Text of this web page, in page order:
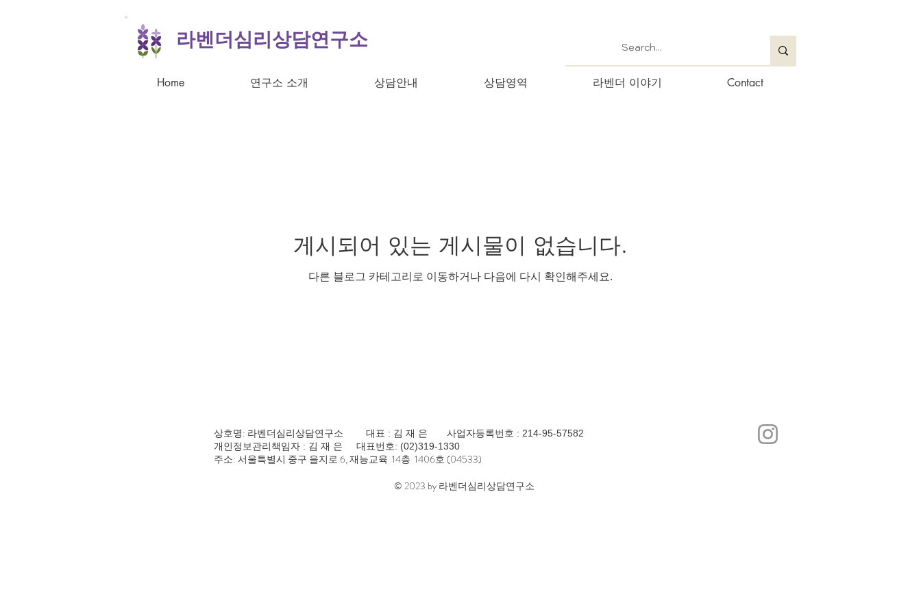
라벤더심리상담연구소
Home 연구소 소개 상담안내 상담영역 라벤더 이야기 Contact
게시되어 있는 게시물이 없습니다.
다른 블로그 카테고리로 이동하거나 다음에 다시 확인해주세요.
상호명: 라벤더심리상담연구소
대표 : 김 재 은 사업자등록번호 : 214-95-57582
개인정보관리책임자 : 김 재 은 대표번호: (02)319-1330
주소: ​서울특별시 중구 을지로 6, 재능교육 14층 1406호 (04533)
© 2023 by 라벤더심리상담연구소